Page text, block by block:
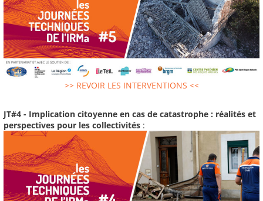
>> REVOIR LES INTERVENTIONS <<
JT#4 - Implication citoyenne en cas de catastrophe : réalités et
perspectives pour les collectivités :